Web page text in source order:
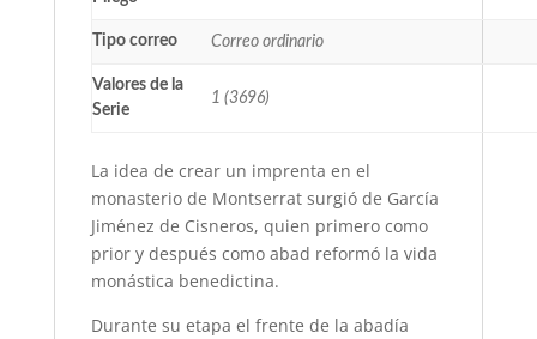
Tipo correo Correo ordinario
Valores de la
Serie
1 (3696)
La idea de crear un imprenta en el
monasterio de Montserrat surgió de García
Jiménez de Cisneros, quien primero como
prior y después como abad reformó la vida
monástica benedictina.
Durante su etapa el frente de la abadía